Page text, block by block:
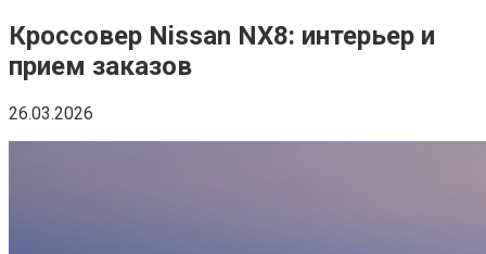
Кроссовер Nissan NX8: интерьер и
прием заказов
26.03.2026